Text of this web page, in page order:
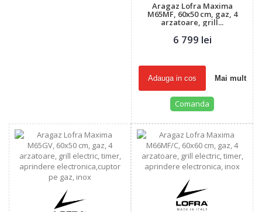
Aragaz Lofra Maxima
M65MF, 60x50 cm, gaz, 4
arzatoare, grill...
6 799 lei
Adauga in cos Mai mult
Comanda